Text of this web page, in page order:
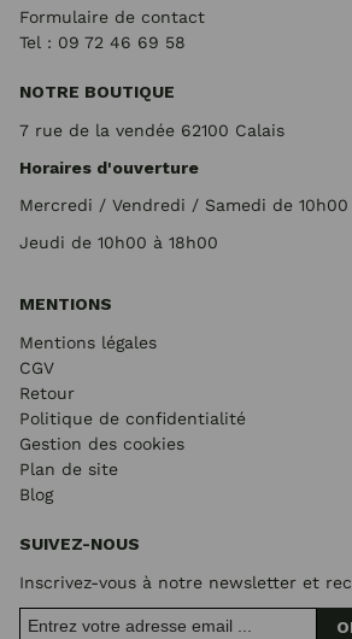
Formulaire de contact
Tel : 09 72 46 69 58
NOTRE BOUTIQUE
7 rue de la vendée 62100 Calais
Horaires d'ouverture
Mercredi / Vendredi / Samedi de 10h00
Jeudi de 10h00 à 18h00
MENTIONS
Mentions légales
CGV
Retour
Politique de confidentialité
Gestion des cookies
Plan de site
Blog
SUIVEZ-NOUS
Inscrivez-vous à notre newsletter et